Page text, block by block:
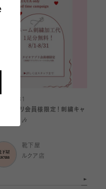
アプリ会員様限定！刺繍キャ
ーン🪡🎶
靴下屋
ルクア店